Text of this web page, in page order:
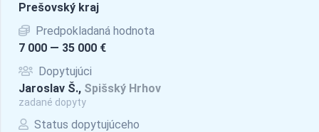
Prešovský kraj
Predpokladaná hodnota
7 000 — 35 000 €
Dopytujúci
Jaroslav Š., Spišský Hrhov
zadané dopyty
Status dopytujúceho